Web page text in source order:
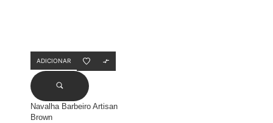
ADICIONAR
Navalha Barbeiro Artisan
Brown